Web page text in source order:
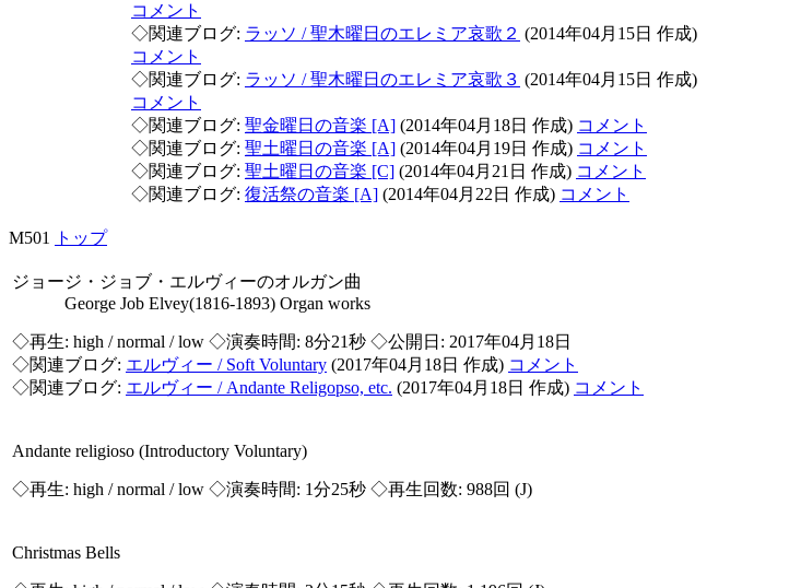
コメント
◇関連ブログ: ラッソ / 聖木曜日のエレミア哀歌２ (2014年04月15日 作成)
コメント
◇関連ブログ: ラッソ / 聖木曜日のエレミア哀歌３ (2014年04月15日 作成)
コメント
◇関連ブログ: 聖金曜日の音楽 [A] (2014年04月18日 作成) コメント
◇関連ブログ: 聖土曜日の音楽 [A] (2014年04月19日 作成) コメント
◇関連ブログ: 聖土曜日の音楽 [C] (2014年04月21日 作成) コメント
◇関連ブログ: 復活祭の音楽 [A] (2014年04月22日 作成) コメント
M501 トップ
ジョージ・ジョブ・エルヴィーのオルガン曲
George Job Elvey(1816-1893) Organ works
◇再生: high / normal / low ◇演奏時間: 8分21秒 ◇公開日: 2017年04月18日
◇関連ブログ: エルヴィー / Soft Voluntary (2017年04月18日 作成) コメント
◇関連ブログ: エルヴィー / Andante Religopso, etc. (2017年04月18日 作成) コメント
Andante religioso (Introductory Voluntary)
◇再生: high / normal / low ◇演奏時間: 1分25秒 ◇再生回数: 988回 (J)
Christmas Bells